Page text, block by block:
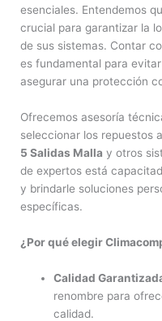
esenciales. Entendemos
crucial para garantizar la
de sus sistemas. Contar
es fundamental para
asegurar una protección
Ofrecemos asesoría
seleccionar los repuestos
5 Salidas Malla y otros
de expertos está
y brindarle soluciones
específicas.
¿Por qué elegir
Calidad
renombre para
calidad.